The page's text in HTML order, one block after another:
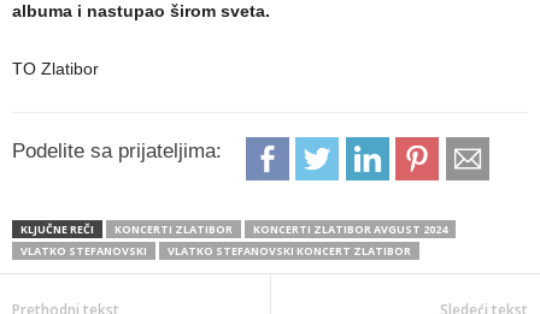
albuma i nastupao širom sveta.
TO Zlatibor
Podelite sa prijateljima:
KLJUČNE REČI KONCERTI ZLATIBOR
KONCERTI ZLATIBOR AVGUST 2024
VLATKO STEFANOVSKI
VLATKO STEFANOVSKI KONCERT ZLATIBOR